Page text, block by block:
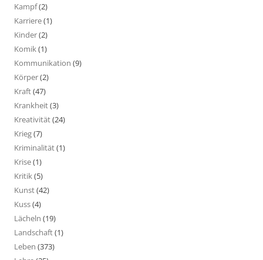
Kampf(2)
Karriere(1)
Kinder(2)
Komik(1)
Kommunikation (9)
Körper(2)
Kraft(47)
Krankheit(3)
Kreativität(24)
Krieg(7)
Kriminalität(1)
Krise(1)
Kritik(5)
Kunst(42)
Kuss(4)
Lächeln (19)
Landschaft(1)
Leben (373)